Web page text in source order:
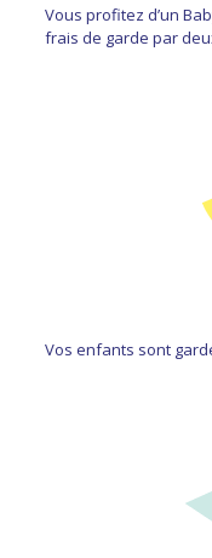
Vous profitez d’un
frais de garde par
Vos enfants sont